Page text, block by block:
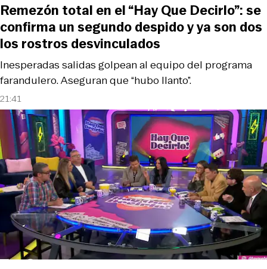
21:41
Inesperadas salidas golpean al equipo del programa
farandulero. Aseguran que “hubo llanto”.
Remezón total en el “Hay Que Decirlo”: se
confirma un segundo despido y ya son dos
los rostros desvinculados